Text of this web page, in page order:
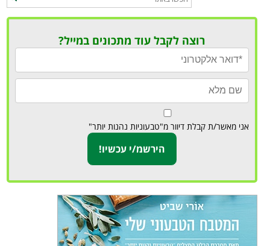
רוצה לקבל עוד מתכונים במייל?
אני מאשר/ת קבלת דיוור מ"טבעוניות נהנות יותר"